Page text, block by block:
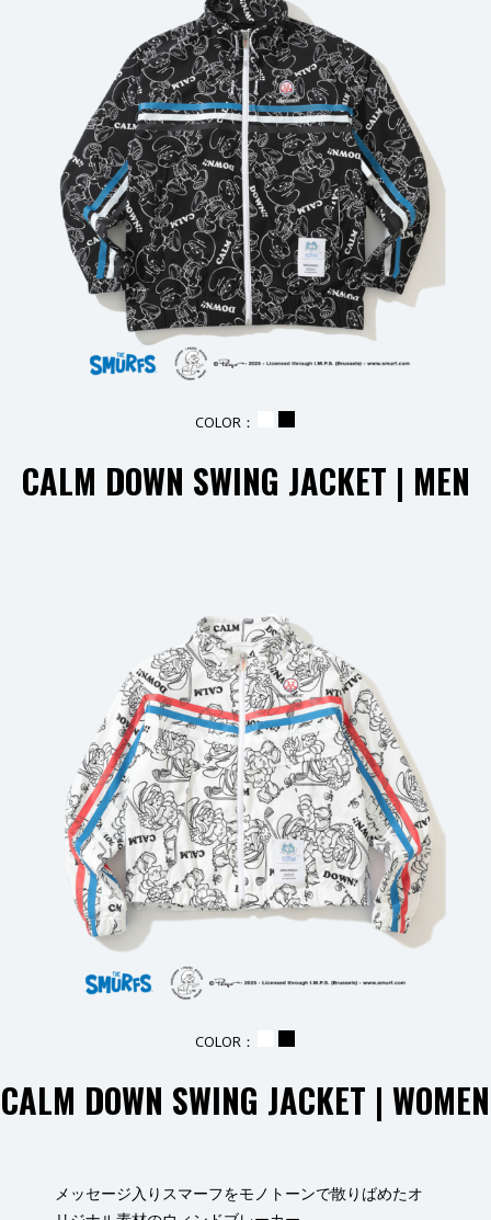
COLOR： _ _
CALM DOWN SWING JACKET | MEN
COLOR： _ _
CALM DOWN SWING JACKET | WOMEN
メッセージ入りスマーフをモノトーンで散りばめたオ